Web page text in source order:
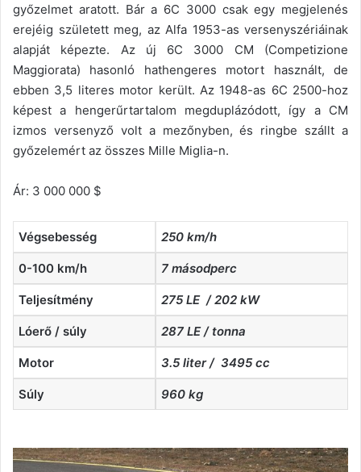
győzelmet aratott. Bár a 6C 3000 csak egy megjelenés
erejéig született meg, az Alfa 1953-as versenyszériáinak
alapját képezte. Az új 6C 3000 CM (Competizione
Maggiorata) hasonló hathengeres motort használt, de
ebben 3,5 literes motor került. Az 1948-as 6C 2500-hoz
képest a hengerűrtartalom megduplázódott, így a CM
izmos versenyző volt a mezőnyben, és ringbe szállt a
győzelemért az összes Mille Miglia-n.
Ár: 3 000 000 $
Végsebesség 250 km/h
0-100 km/h 7 másodperc
Teljesítmény 275 LE / 202 kW
Lóerő / súly 287 LE / tonna
Motor 3.5 liter / 3495 cc
Súly 960 kg